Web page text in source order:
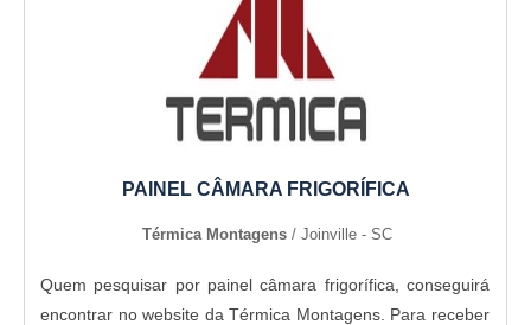
PAINEL CÂMARA FRIGORÍFICA
Térmica Montagens / Joinville - SC
Quem pesquisar por painel câmara frigorífica, conseguirá
encontrar no website da Térmica Montagens. Para receber